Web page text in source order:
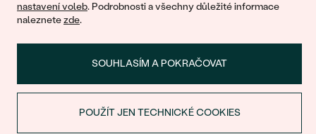
nastavení voleb. Podrobnosti a všechny důležité informace
naleznetezde.
SOUHLASÍM A POKRAČOVAT
POUŽÍT JEN TECHNICKÉ COOKIES
© 2011 - 2026, Eppi.cz